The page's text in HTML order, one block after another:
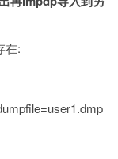
在: